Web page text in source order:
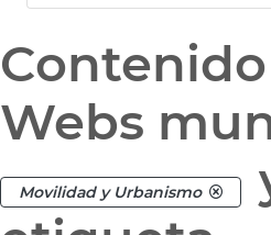
Webs
Movilidad y Urbanismo